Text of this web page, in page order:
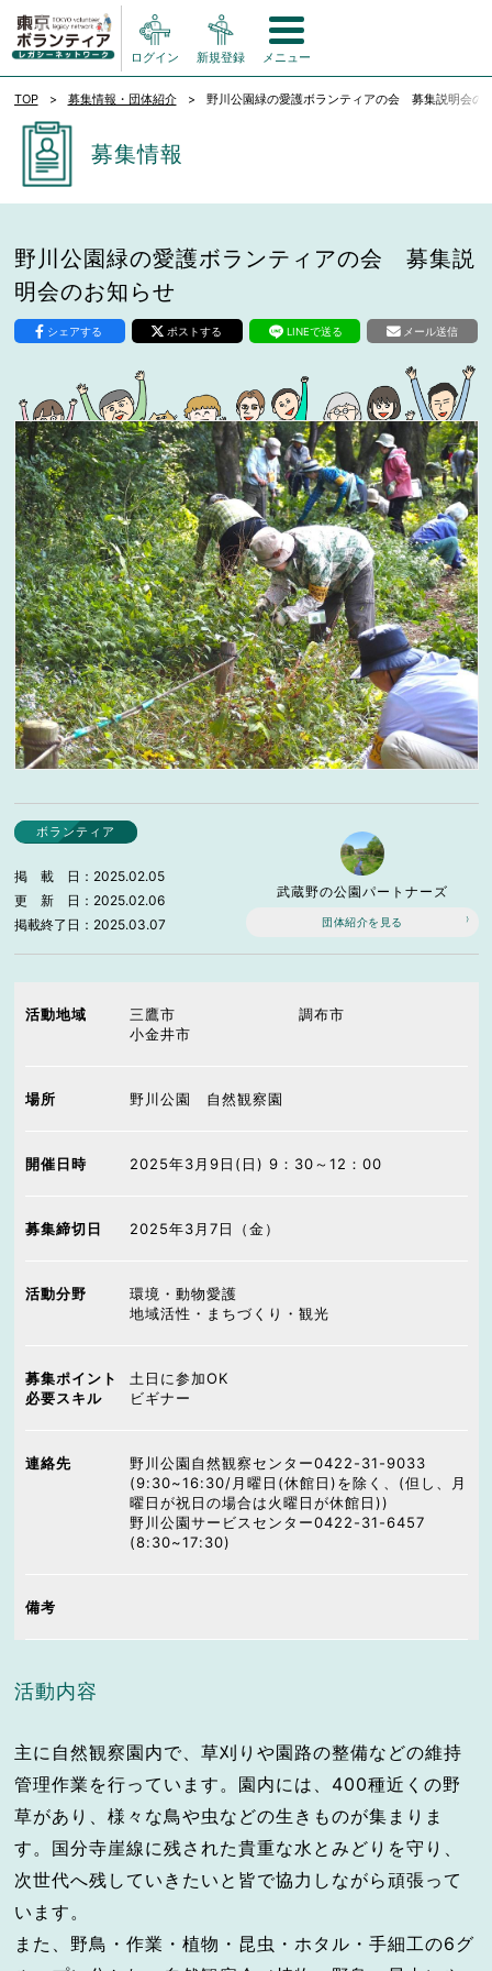
ログイン 新規登録 メニュー
TOP 募集情報・団体紹介 野川公園緑の愛護ボランティアの会 募集説明会の
募集情報
野川公園緑の愛護ボランティアの会 募集説
明会のお知らせ
シェアする ポストする LINEで送る メール送信
ボランティア
掲載日
2025.02.05
更新日
2025.02.06
掲載終了日
2025.03.07
武蔵野の公園パートナーズ
団体紹介を見る
活動地域 三鷹市
調布市
小金井市
場所 野川公園 自然観察園
開催日時 2025年3月9日(日) 9：30～12：00
募集締切日 2025年3月7日（金）
活動分野
環境・動物愛護
地域活性・まちづくり・観光
募集ポイント
必要スキル
土日に参加OK
ビギナー
連絡先
野川公園自然観察センター0422-31-9033
(9:30~16:30/月曜日(休館日)を除く、(但し、月
曜日が祝日の場合は火曜日が休館日))
野川公園サービスセンター0422-31-6457
(8:30~17:30)
備考
活動内容
主に自然観察園内で、草刈りや園路の整備などの維持
管理作業を行っています。園内には、400種近くの野
草があり、様々な鳥や虫などの生きものが集まりま
す。国分寺崖線に残された貴重な水とみどりを守り、
次世代へ残していきたいと皆で協力しながら頑張って
います。
また、野鳥・作業・植物・昆虫・ホタル・手細工の6グ